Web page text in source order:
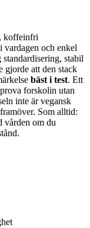
koffeinfri
vardagen och enkel
stabil
gjorde att den stack
bäst i test. Ett
forskolin utan
inte är vegansk
Som alltid:
vården om du